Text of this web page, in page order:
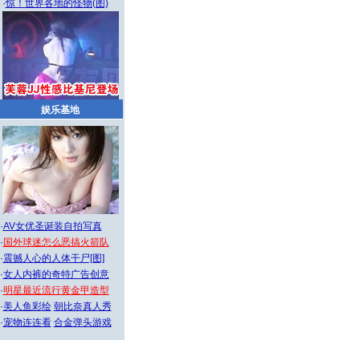
·惊！世界各地的怪物(图)
娱乐基地
·AV女优圣诞装自拍写真
· 国外球迷怎么恶搞火箭队
·震撼人心的人体干尸[图]
·女人内裤的奇特广告创意
·明星最近流行黄金甲造型
·美人鱼彩绘 朝比奈真人秀
·宠物连连看 合金弹头游戏